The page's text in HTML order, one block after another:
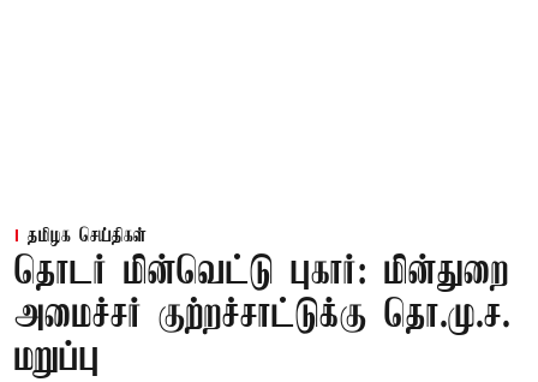
தமிழக செய்திகள்
தொடர் மின்வெட்டு புகார்: மின்துறை
அமைச்சர் குற்றச்சாட்டுக்கு தொ.மு.ச.
மறுப்பு